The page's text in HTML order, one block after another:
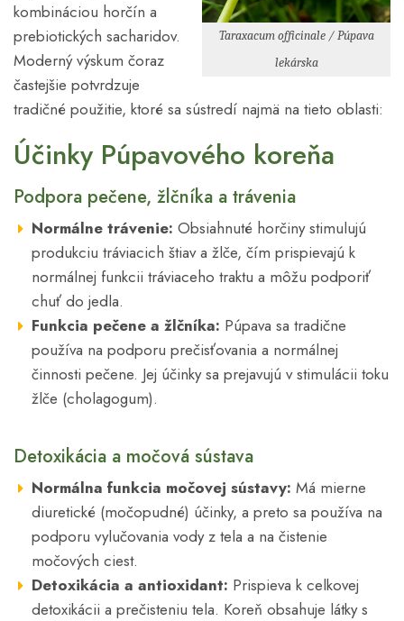
Taraxacum officinale / Púpava
lekárska
kombináciou horčín a
prebiotických sacharidov.
Moderný výskum čoraz
častejšie potvrdzuje
tradičné použitie, ktoré sa sústredí najmä na tieto oblasti:
Účinky Púpavového koreňa
Podpora pečene, žlčníka a trávenia
Normálne trávenie: Obsiahnuté horčiny stimulujú
produkciu tráviacich štiav a žlče, čím prispievajú k
normálnej funkcii tráviaceho traktu a môžu podporiť
chuť do jedla.
Funkcia pečene a žlčníka: Púpava sa tradične
používa na podporu prečisťovania a normálnej
činnosti pečene. Jej účinky sa prejavujú v stimulácii toku
žlče (cholagogum).
Detoxikácia a močová sústava
Normálna funkcia močovej sústavy: Má mierne
diuretické (močopudné) účinky, a preto sa používa na
podporu vylučovania vody z tela a na čistenie
močových ciest.
Detoxikácia a antioxidant: Prispieva k celkovej
detoxikácii a prečisteniu tela. Koreň obsahuje látky s